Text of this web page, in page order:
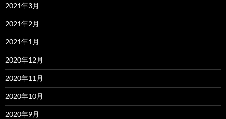
2021年3月
2021年2月
2021年1月
2020年12月
2020年11月
2020年10月
2020年9月